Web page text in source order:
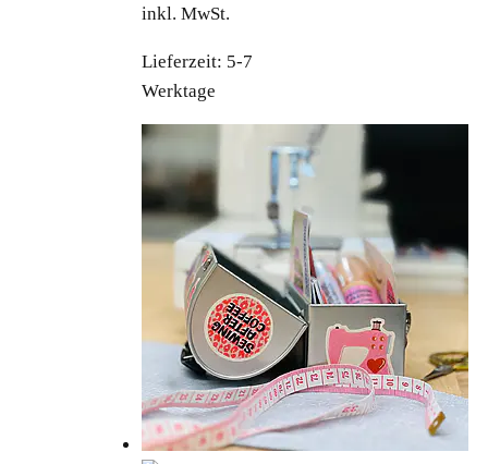
inkl. MwSt.
Lieferzeit: 5-7
Werktage